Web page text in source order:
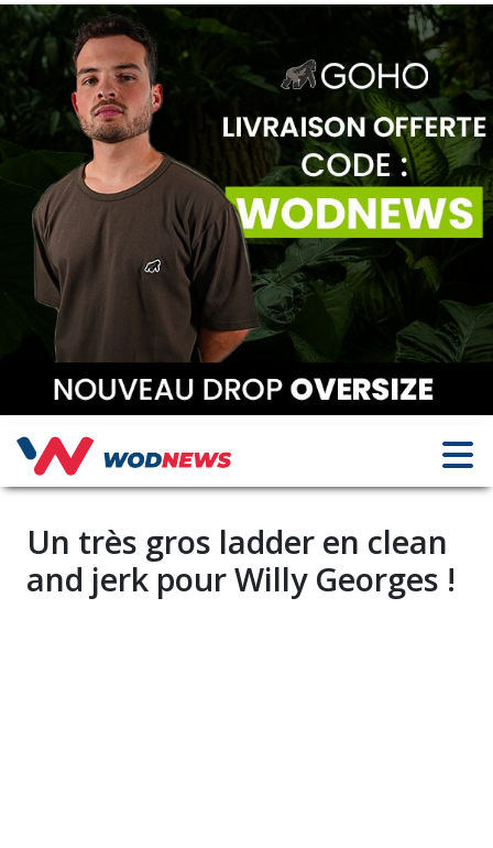
Un très gros ladder en clean
and jerk pour Willy Georges !